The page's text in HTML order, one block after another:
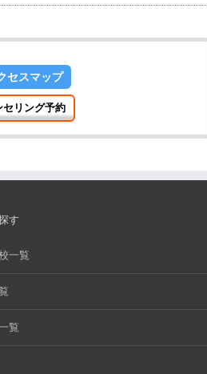
セスマップ
セリング予約
す
一覧
覧